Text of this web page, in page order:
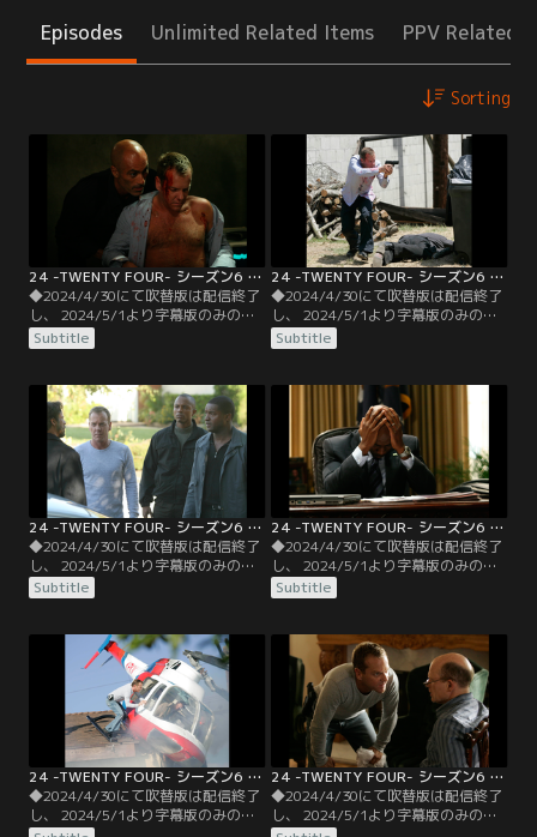
Episodes Unlimited Related Items PPV Related
Sorting
24 -TWENTY FOUR- シーズン6 第01話／字幕
◆2024/4/30にて吹替版は配信終了
し、 2024/5/1より字幕版のみの配
信となります。予めご了承くださ
い。◆字幕／第01話 6：00 A.M.-7：
内では短期間でのテロ攻撃が相次
ぐ。大統領パーマーは、テロの主謀
者とみられるアサドの抹殺こそがテ
ロを食い止める最善策だと考え、苦
渋の決断をする。
Subtitle
24 -TWENTY FOUR- シーズン6 第02話／字幕
◆2024/4/30にて吹替版は配信終了
し、 2024/5/1より字幕版のみの配
信となります。予めご了承くださ
い。◆字幕／第02話 7：00 A.M.-8：
たジャックは、大統領にアサド急襲
作戦を中止するよう呼びかける。だ
が作戦が続行されようとしているの
を見て取ると、ジャックは直接アサ
ドの潜伏先へ急行。
Subtitle
24 -TWENTY FOUR- シーズン6 第03話／字幕
◆2024/4/30にて吹替版は配信終了
し、 2024/5/1より字幕版のみの配
信となります。予めご了承くださ
い。◆字幕／第03話 8：00 A.M.-9：
たことを知った大統領の元に、ファ
イエドから電話が入る。ファイエド
は停戦を約束する代わりに…。
Subtitle
24 -TWENTY FOUR- シーズン6 第04話／字幕
◆2024/4/30にて吹替版は配信終了
し、 2024/5/1より字幕版のみの配
信となります。予めご了承くださ
い。◆字幕／第04話 9：00
的はヌメールの釈放にあった。自由
の身となったヌメールは、旧ソ連が
開発した、半径800メートルを壊滅
状態にできる小型核兵器を起爆させ
るために動く。
Subtitle
24 -TWENTY FOUR- シーズン6 第05話／字幕
◆2024/4/30にて吹替版は配信終了
し、 2024/5/1より字幕版のみの配
24 -TWENTY FOUR- シーズン6 第06話／字幕
◆2024/4/30にて吹替版は配信終了
し、 2024/5/1より字幕版のみの配